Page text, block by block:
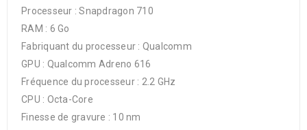
Processeur : Snapdragon 710
RAM : 6 Go
Fabriquant du processeur : Qualcomm
GPU : Qualcomm Adreno 616
Fréquence du processeur : 2.2 GHz
CPU : Octa-Core
Finesse de gravure : 10 nm